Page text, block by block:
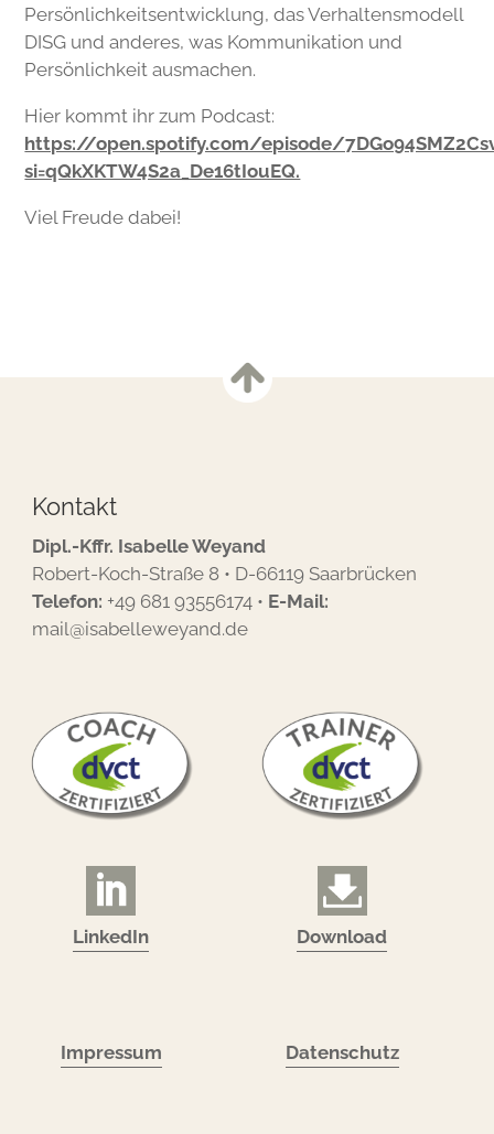
Persönlichkeitsentwicklung, das Verhaltensmodell
DISG und anderes, was Kommunikation und
Persönlichkeit ausmachen.
Hier kommt ihr zum Podcast:
https://open.spotify.com/episode/
si=qQkXKTW4S2a_De16tIouEQ.
Viel Freude dabei!
Kontakt
Dipl.-Kffr. Isabelle Weyand
Robert-Koch-Straße 8 • D-66119 Saarbrücken
Telefon: +49 681 93556174 • E-Mail:
mail@isabelleweyand.de
LinkedIn
Impressum
Download
Datenschutz